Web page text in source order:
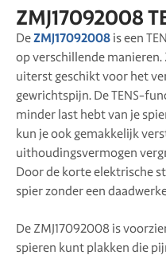
ZMJ17092008
DeZMJ17092008 is een
op verschillende
uiterst geschikt voor het
gewrichtspijn. De TENS-
minder last hebt van je
kun je ook gemakkelijk
uithoudingsvermogen
Door de korte elektrische
spier zonder een
De ZMJ17092008 is
spieren kunt plakken die